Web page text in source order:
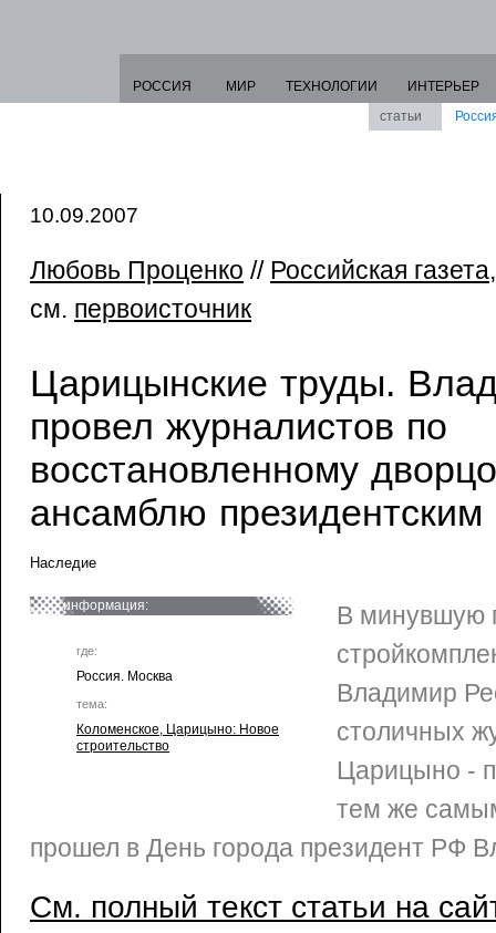
РОССИЯ МИР ТЕХНОЛОГИИ
ИНТЕРЬЕР
статьи
10.09.2007
Любовь Проценко // Российская газета
см. первоисточник
Царицынские труды.
провел журналистов по
восстановленному
ансамблю
Наследие
информация:
где:
Россия. Москва
тема:
Коломенское, Царицыно: Новое
строительство
В минувшую
Владимир
столичных
Царицыно -
тем же
прошел в День города президент РФ
См. полный текст статьи на